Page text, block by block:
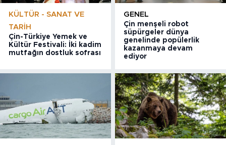
KÜLTÜR - SANAT VE
TARIH
Çin-Türkiye Yemek ve
Kültür Festivali: İki kadim
mutfağın dostluk sofrası
GENEL
Çin menşeli robot
süpürgeler dünya
genelinde popülerlik
kazanmaya devam
ediyor